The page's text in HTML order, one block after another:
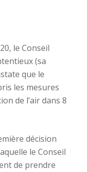
le Conseil
(sa
que le
les mesures
de l’air dans 8
décision
le Conseil
de prendre